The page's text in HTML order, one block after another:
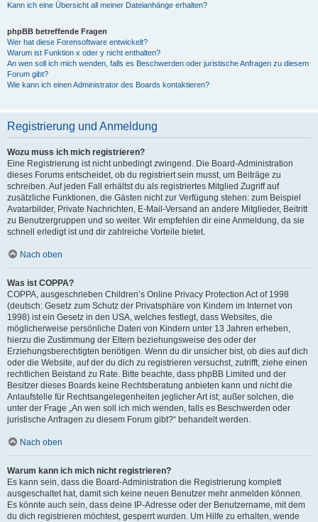
Kann ich eine Übersicht all meiner Dateianhänge erhalten?
phpBB betreffende Fragen
Wer hat diese Forensoftware entwickelt?
Warum ist Funktion x oder y nicht enthalten?
An wen soll ich mich wenden, falls es Beschwerden oder juristische Anfragen zu diesem
Forum gibt?
Wie kann ich einen Administrator des Boards kontaktieren?
Registrierung und Anmeldung
Wozu muss ich mich registrieren?
Eine Registrierung ist nicht unbedingt zwingend. Die Board-Administration
dieses Forums entscheidet, ob du registriert sein musst, um Beiträge zu
schreiben. Auf jeden Fall erhältst du als registriertes Mitglied Zugriff auf
zusätzliche Funktionen, die Gästen nicht zur Verfügung stehen: zum Beispiel
Avatarbilder, Private Nachrichten, E-Mail-Versand an andere Mitglieder, Beitritt
zu Benutzergruppen und so weiter. Wir empfehlen dir eine Anmeldung, da sie
schnell erledigt ist und dir zahlreiche Vorteile bietet.
Nach oben
Was ist COPPA?
COPPA, ausgeschrieben Children’s Online Privacy Protection Act of 1998
(deutsch: Gesetz zum Schutz der Privatsphäre von Kindern im Internet von
1998) ist ein Gesetz in den USA, welches festlegt, dass Websites, die
möglicherweise persönliche Daten von Kindern unter 13 Jahren erheben,
hierzu die Zustimmung der Eltern beziehungsweise des oder der
Erziehungsberechtigten benötigen. Wenn du dir unsicher bist, ob dies auf dich
oder die Website, auf der du dich zu registrieren versuchst, zutrifft, ziehe einen
rechtlichen Beistand zu Rate. Bitte beachte, dass phpBB Limited und der
Besitzer dieses Boards keine Rechtsberatung anbieten kann und nicht die
Anlaufstelle für Rechtsangelegenheiten jeglicher Art ist; außer solchen, die
unter der Frage „An wen soll ich mich wenden, falls es Beschwerden oder
juristische Anfragen zu diesem Forum gibt?“ behandelt werden.
Nach oben
Warum kann ich mich nicht registrieren?
Es kann sein, dass die Board-Administration die Registrierung komplett
ausgeschaltet hat, damit sich keine neuen Benutzer mehr anmelden können.
Es könnte auch sein, dass deine IP-Adresse oder der Benutzername, mit dem
du dich registrieren möchtest, gesperrt wurden. Um Hilfe zu erhalten, wende